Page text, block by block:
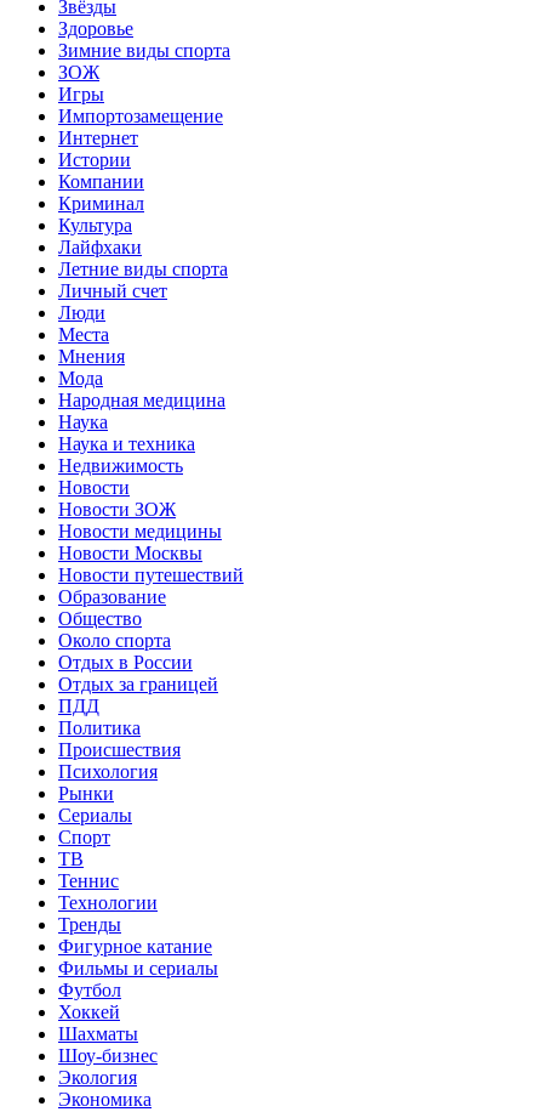
Звёзды
Здоровье
Зимние виды спорта
ЗОЖ
Игры
Импортозамещение
Интернет
Истории
Компании
Криминал
Культура
Лайфхаки
Летние виды спорта
Личный счет
Люди
Места
Мнения
Мода
Народная медицина
Наука
Наука и техника
Недвижимость
Новости
Новости ЗОЖ
Новости медицины
Новости Москвы
Новости путешествий
Образование
Общество
Около спорта
Отдых в России
Отдых за границей
ПДД
Политика
Происшествия
Психология
Рынки
Сериалы
Спорт
ТВ
Теннис
Технологии
Тренды
Фигурное катание
Фильмы и сериалы
Футбол
Хоккей
Шахматы
Шоу-бизнес
Экология
Экономика